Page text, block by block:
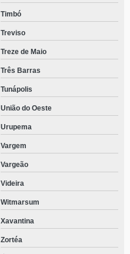
Timbó
Treviso
Treze de Maio
Três Barras
Tunápolis
União do Oeste
Urupema
Vargem
Vargeão
Videira
Witmarsum
Xavantina
Zortéa